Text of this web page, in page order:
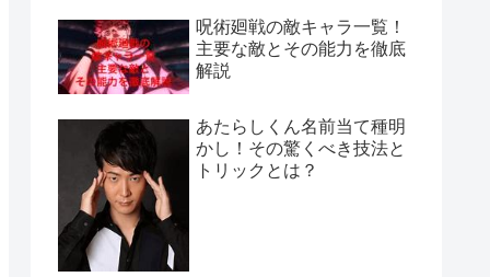
呪術廻戦の敵キャラ一覧！
主要な敵とその能力を徹底
解説
あたらしくん名前当て種明
かし！その驚くべき技法と
トリックとは？